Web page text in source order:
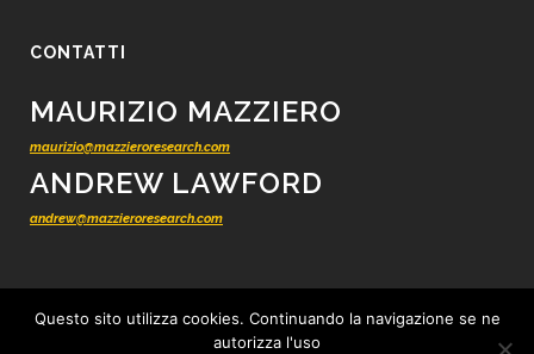
CONTATTI
MAURIZIO MAZZIERO
maurizio@mazzieroresearch.com
ANDREW LAWFORD
andrew@mazzieroresearch.com
© 2012 - 2026 Mazziero Research - Ricerca finanziaria indipendente -
Questo sito utilizza cookies. Continuando la navigazione se ne
autorizza l'uso